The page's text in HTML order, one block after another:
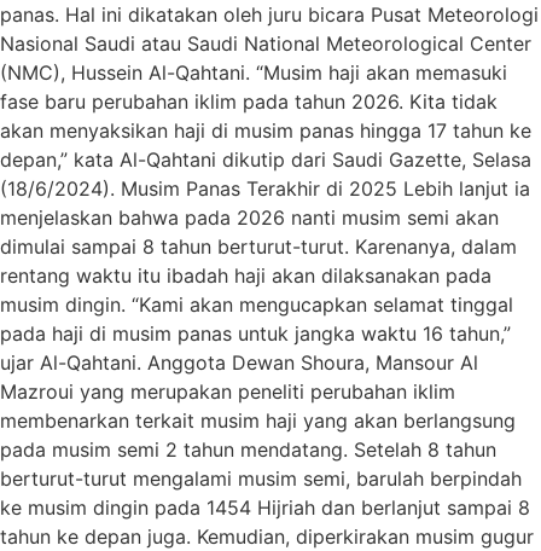
panas. Hal ini dikatakan oleh juru bicara Pusat Meteorologi
Nasional Saudi atau Saudi National Meteorological Center
(NMC), Hussein Al-Qahtani. “Musim haji akan memasuki
fase baru perubahan iklim pada tahun 2026. Kita tidak
akan menyaksikan haji di musim panas hingga 17 tahun ke
depan,” kata Al-Qahtani dikutip dari Saudi Gazette, Selasa
(18/6/2024). Musim Panas Terakhir di 2025 Lebih lanjut ia
menjelaskan bahwa pada 2026 nanti musim semi akan
dimulai sampai 8 tahun berturut-turut. Karenanya, dalam
rentang waktu itu ibadah haji akan dilaksanakan pada
musim dingin. “Kami akan mengucapkan selamat tinggal
pada haji di musim panas untuk jangka waktu 16 tahun,”
ujar Al-Qahtani. Anggota Dewan Shoura, Mansour Al
Mazroui yang merupakan peneliti perubahan iklim
membenarkan terkait musim haji yang akan berlangsung
pada musim semi 2 tahun mendatang. Setelah 8 tahun
berturut-turut mengalami musim semi, barulah berpindah
ke musim dingin pada 1454 Hijriah dan berlanjut sampai 8
tahun ke depan juga. Kemudian, diperkirakan musim gugur